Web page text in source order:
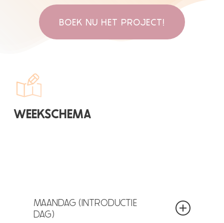
BOEK NU HET PROJECT!
WEEKSCHEMA
MAANDAG (INTRODUCTIE
DAG)